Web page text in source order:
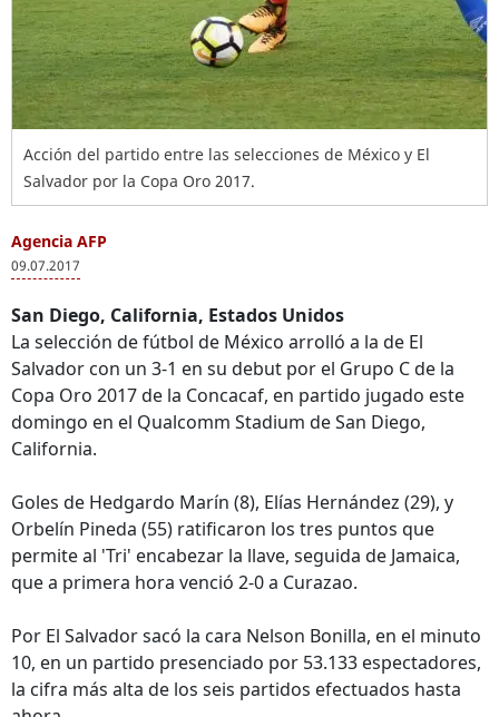
Acción del partido entre las selecciones de México y El
Salvador por la Copa Oro 2017.
Agencia AFP
09.07.2017
San Diego, California, Estados Unidos
La selección de fútbol de México arrolló a la de El
Salvador con un 3-1 en su debut por el Grupo C de la
Copa Oro 2017 de la Concacaf, en partido jugado este
domingo en el Qualcomm Stadium de San Diego,
California.
Goles de Hedgardo Marín (8), Elías Hernández (29), y
Orbelín Pineda (55) ratificaron los tres puntos que
permite al 'Tri' encabezar la llave, seguida de Jamaica,
que a primera hora venció 2-0 a Curazao.
Por El Salvador sacó la cara Nelson Bonilla, en el minuto
10, en un partido presenciado por 53.133 espectadores,
la cifra más alta de los seis partidos efectuados hasta